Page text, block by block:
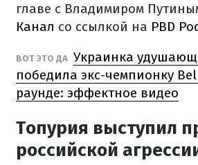
главе с Владимиром
Канал со ссылкой на PBD
ВОТ ЭТО ДА Украинка
победила экс-чемпионку
раунде: эффектное видео
Топурия выступил
российской